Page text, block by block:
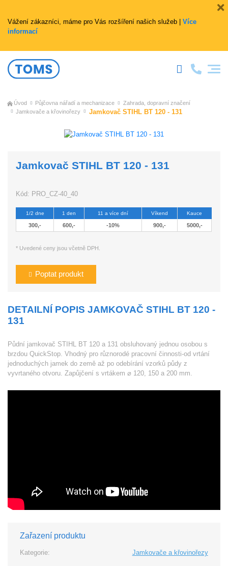
Vážení zákazníci, máme pro Vás rozšíření našich služeb | Více
informací
Úvod Půjčovna nářadí a mechanizace
Zahrada, dopravní značení
Jamkovače a křovinořezy
Jamkovač STIHL BT 120 - 131
Jamkovač STIHL BT 120 - 131
Kód: PRO_CZ-40_40
1/2 dne 1 den 11 a více dní Víkend Kauce
300,- 600,- -10% 900,- 5000,-
* Uvedené ceny jsou včetně DPH.
Poptat produkt
DETAILNÍ POPIS JAMKOVAČ STIHL BT 120 -
131
Půdní jamkovač STIHL BT 120 a 131 obsluhovaný jednou osobou s
brzdou QuickStop. Vhodný pro různorodé pracovní činnosti-od vrtání
jednoduchých jamek do země až po odebírání vzorků půdy z
vyvrtaného otvoru. Zapůjčení s vrtákem ⌀ 120, 150 a 200 mm.
Zařazení produktu
Kategorie: Jamkovače a křovinořezy